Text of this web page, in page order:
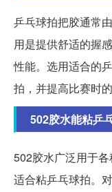
乒乓球拍把胶通常
用是提供舒适的握
性能。选用适合的
拍，并提高比赛时的
502胶水能粘乒
502胶水广泛用于
适合粘乒乓球拍。